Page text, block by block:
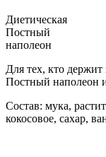
Диетическая
Постный
наполеон
Для тех, кто держит
Постный наполеон
Состав: мука,
кокосовое, сахар,